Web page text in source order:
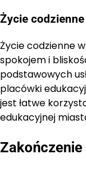
Życie
Życie codzienne
spokojem i
podstawowych
placówki
jest łatwe
edukacyjnej
Zakończenie